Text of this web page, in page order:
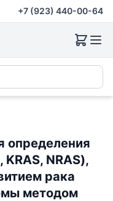
+7 (923) 440-00-64
определения
KRAS, NRAS),
рака
методом